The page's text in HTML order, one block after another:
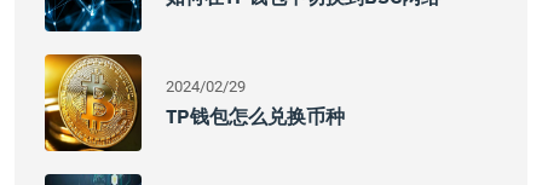
2024/02/29
TP钱包怎么兑换币种